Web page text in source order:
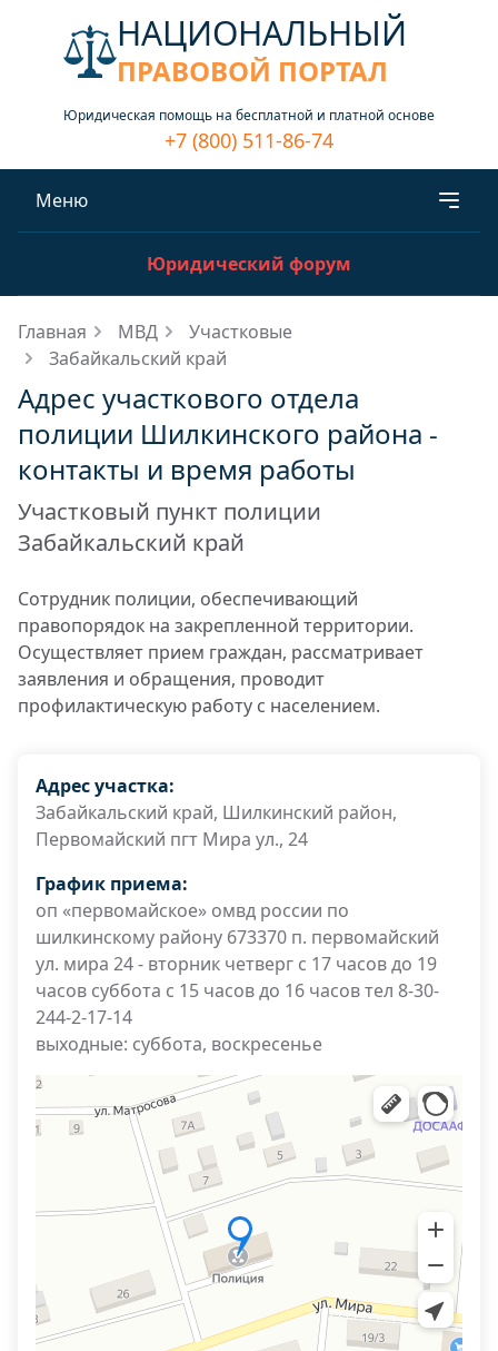
НАЦИОНАЛЬНЫЙ
ПРАВОВОЙ ПОРТАЛ
Юридическая помощь на бесплатной и платной основе
+7 (800) 511-86-74
Меню
Юридический форум
Главная МВД
Участковые
Забайкальский край
Адрес участкового отдела
полиции Шилкинского района -
контакты и время работы
Участковый пункт полиции
Забайкальский край
Сотрудник полиции, обеспечивающий
правопорядок на закрепленной территории.
Осуществляет прием граждан, рассматривает
заявления и обращения, проводит
профилактическую работу с населением.
Адрес участка:
Забайкальский край, Шилкинский район,
Первомайский пгт Мира ул., 24
График приема:
оп «первомайское» омвд россии по
шилкинскому району 673370 п. первомайский
ул. мира 24 - вторник четверг с 17 часов до 19
часов суббота с 15 часов до 16 часов тел 8-30-
244-2-17-14
выходные: суббота, воскресенье